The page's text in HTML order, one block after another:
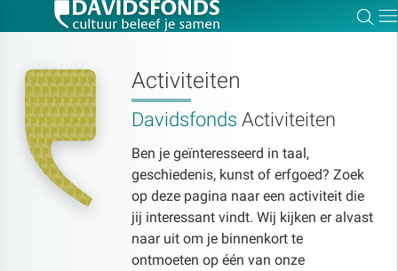
Activiteiten
Davidsfonds Activiteiten
Ben je geïnteresseerd in taal,
geschiedenis, kunst of erfgoed? Zoek
op deze pagina naar een activiteit die
jij interessant vindt. Wij kijken er alvast
naar uit om je binnenkort te
ontmoeten op één van onze
Zoek:
Zoeken